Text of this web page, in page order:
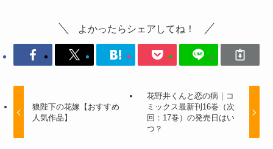
よかったらシェアしてね！
狼陛下の花嫁【おすすめ
人気作品】
花野井くんと恋の病｜コ
ミックス最新刊16巻（次
回：17巻）の発売日はい
つ？